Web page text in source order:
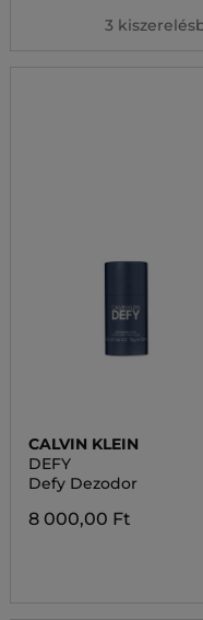
3
CALVIN KLEIN
DEFY
Defy Dezodor
8 000,00 Ft